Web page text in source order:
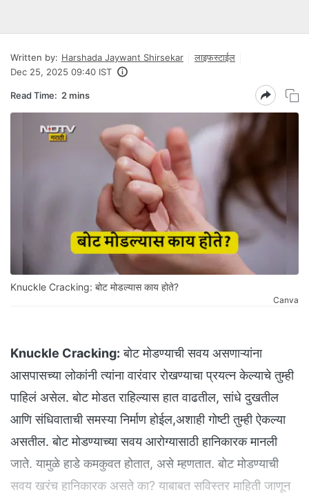
Written by: Harshada Jaywant Shirsekar
लाइफस्टाईल
Dec 25, 2025 09:40 IST
Read Time: 2 mins
Knuckle Cracking: बोट मोडल्यास काय होते?
Canva
Knuckle Cracking: बोट मोडण्याची सवय असणाऱ्यांना
आसपासच्या लोकांनी त्यांना वारंवार रोखण्याचा प्रयत्न केल्याचे तुम्ही
पाहिलं असेल. बोट मोडत राहिल्यास हात वाढतील, सांधे दुखतील
आणि संधिवाताची समस्या निर्माण होईल,अशाही गोष्टी तुम्ही ऐकल्या
असतील. बोट मोडण्याच्या सवय आरोग्यासाठी हानिकारक मानली
जाते. यामुळे हाडे कमकुवत होतात, असे म्हणतात. बोट मोडण्याची
सवय खरंच हानिकारक असते का? याबाबत सविस्तर माहिती जाणून